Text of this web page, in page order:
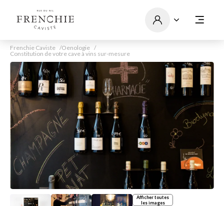
Frenchie Caviste
Oenologie
Constitution de votre cave à vins sur-mesure
Afficher toutes
les images